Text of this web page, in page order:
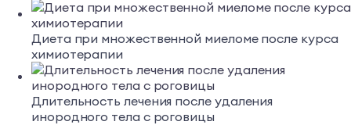
Диета при множественной миеломе после курса
химиотерапии
Длительность лечения после удаления
инородного тела с роговицы